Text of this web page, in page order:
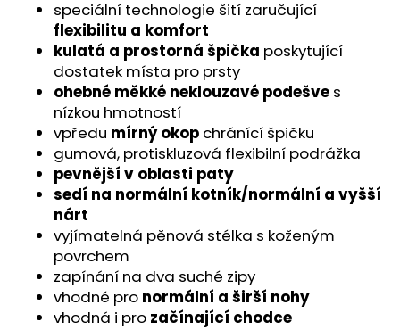
speciální technologie šití zaručující
flexibilitu a komfort
kulatá a prostorná špička poskytující
dostatek místa pro prsty
ohebné měkké neklouzavé podešve s
nízkou hmotností
vpředu mírný okop chránící špičku
gumová, protiskluzová flexibilní podrážka
pevnější v oblasti paty
sedí na normální kotník/normální a vyšší
nárt
vyjímatelná pěnová stélka s koženým
povrchem
zapínání na dva suché zipy
vhodné pro normální a širší nohy
vhodná i pro začínající chodce